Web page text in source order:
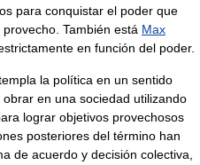
para conquistar el poder que
También está Max
en función del poder.
la política en un sentido
en una sociedad utilizando
lograr objetivos provechosos
posteriores del término han
de acuerdo y decisión colectiva,